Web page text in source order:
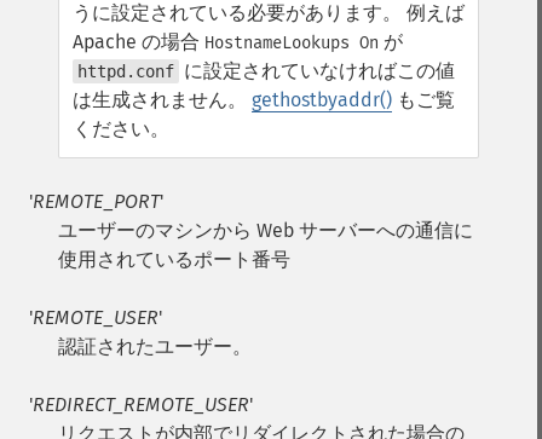
うに設定されている必要があります。 例えば
Apache の場合 HostnameLookups On が
httpd.conf に設定されていなければこの値
は生成されません。 gethostbyaddr() もご覧
ください。
'REMOTE_PORT'
ユーザーのマシンから Web サーバーへの通信に
使用されているポート番号
'REMOTE_USER'
認証されたユーザー。
'REDIRECT_REMOTE_USER'
リクエストが内部でリダイレクトされた場合の